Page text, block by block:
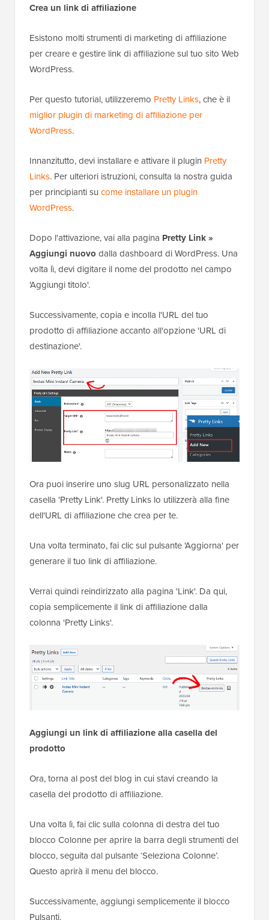
Crea un link di affiliazione
Esistono molti strumenti di marketing di affiliazione
per creare e gestire link di affiliazione sul tuo sito Web
WordPress.
Per questo tutorial, utilizzeremo Pretty Links, che è il
miglior plugin di marketing di affiliazione per
WordPress.
Innanzitutto, devi installare e attivare il plugin Pretty
Links. Per ulteriori istruzioni, consulta la nostra guida
per principianti su come installare un plugin
WordPress.
Dopo l'attivazione, vai alla pagina Pretty Link »
Aggiungi nuovo dalla dashboard di WordPress. Una
volta lì, devi digitare il nome del prodotto nel campo
'Aggiungi titolo'.
Successivamente, copia e incolla l'URL del tuo
prodotto di affiliazione accanto all'opzione 'URL di
destinazione'.
Ora puoi inserire uno slug URL personalizzato nella
casella 'Pretty Link'. Pretty Links lo utilizzerà alla fine
dell'URL di affiliazione che crea per te.
Una volta terminato, fai clic sul pulsante 'Aggiorna' per
generare il tuo link di affiliazione.
Verrai quindi reindirizzato alla pagina 'Link'. Da qui,
copia semplicemente il link di affiliazione dalla
colonna 'Pretty Links'.
Aggiungi un link di affiliazione alla casella del
prodotto
Ora, torna al post del blog in cui stavi creando la
casella del prodotto di affiliazione.
Una volta lì, fai clic sulla colonna di destra del tuo
blocco Colonne per aprire la barra degli strumenti del
blocco, seguita dal pulsante ‘Seleziona Colonne’.
Questo aprirà il menu del blocco.
Successivamente, aggiungi semplicemente il blocco
Pulsanti.